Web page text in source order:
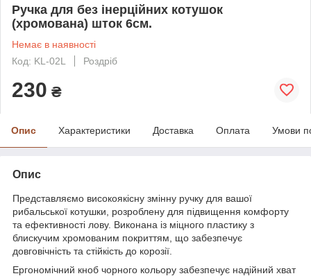
Ручка для без інерційних котушок
(хромована) шток 6см.
Немає в наявності
Код: KL-02L
Роздріб
230 ₴
Опис Характеристики Доставка Оплата Умови
Опис
Представляємо високоякісну змінну ручку для вашої
рибальської котушки, розроблену для підвищення комфорту
та ефективності лову. Виконана із міцного пластику з
блискучим хромованим покриттям, що забезпечує
довговічність та стійкість до корозії.
Ергономічний кноб чорного кольору забезпечує надійний хват